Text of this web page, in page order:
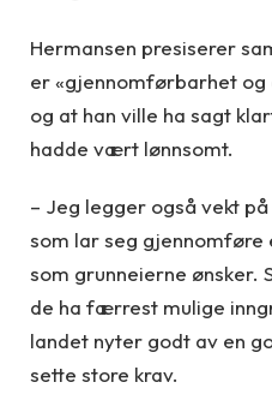
Hermansen presiserer
er «gjennomførbarhet
og at han ville ha sagt
hadde vært lønnsomt.
– Jeg legger også vekt
som lar seg
som grunneierne ønsker.
de ha færrest mulige
landet nyter godt av en
sette store krav.